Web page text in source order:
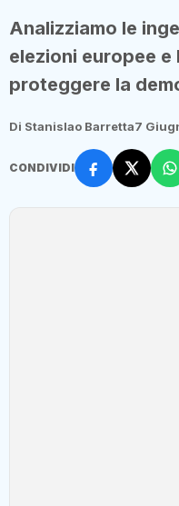
Analizziamo le
elezioni europee
proteggere la
Di Stanislao Barretta7
CONDIVIDI